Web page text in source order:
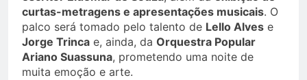
curtas-metragens e apresentações musicais. O
palco será tomado pelo talento de Lello Alves e
Jorge Trinca e, ainda, da Orquestra Popular
Ariano Suassuna, prometendo uma noite de
muita emoção e arte.